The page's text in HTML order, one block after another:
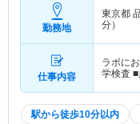
勤務地
東京都
分）
仕事内容
ラボに
学検査
駅から徒歩10分以内